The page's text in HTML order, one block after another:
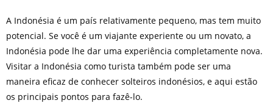
A Indonésia é um país relativamente pequeno, mas tem muito
potencial. Se você é um viajante experiente ou um novato, a
Indonésia pode lhe dar uma experiência completamente nova.
Visitar a Indonésia como turista também pode ser uma
maneira eficaz de conhecer solteiros indonésios, e aqui estão
os principais pontos para fazê-lo.